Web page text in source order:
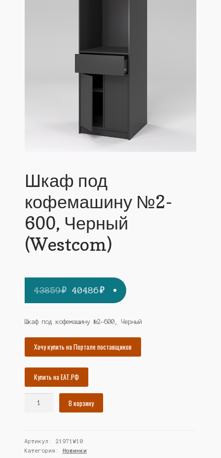
Шкаф под
кофемашину №2-
600, Черный
(Westcom)
43859₽ Первоначальная
цена
составляла
43859₽.
40486₽Текущая
цена:
40486₽.
Шкаф под кофемашину №2-600, Черный
Хочу купить на Портале поставщиков
Купить на ЕАТ.РФ
кофемашину
№2-
В корзину
Артикул: 21971W10
Категория:
Новинки